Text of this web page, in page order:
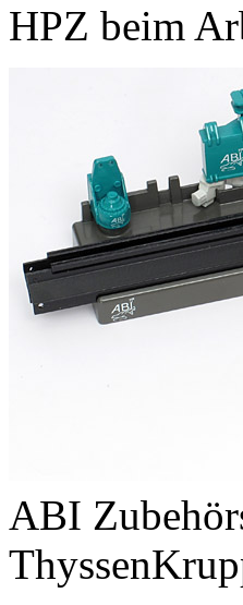
HPZ beim
ABI